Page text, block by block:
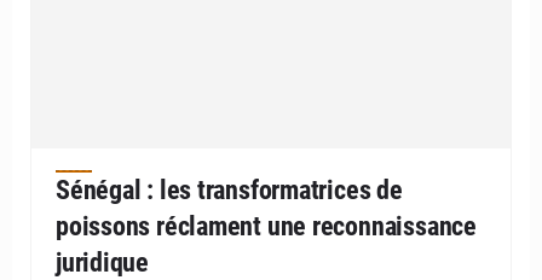
Sénégal : les transformatrices de
poissons réclament une reconnaissance
juridique